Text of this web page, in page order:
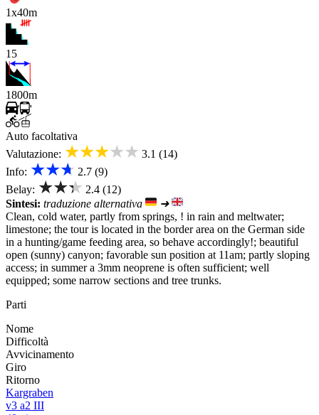
1x40m
15
1800m
Auto facoltativa
Valutazione: ★★★★★ 3.1 (14)
Info: ★★★ 2.7 (9)
Belay: ★★★ 2.4 (12)
Sintesi: traduzione alternativa
➜
Clean, cold water, partly from springs, ! in rain and meltwater;
limestone; the tour is located in the border area on the German side
in a hunting/game feeding area, so behave accordingly!; beautiful
open (sunny) canyon; favorable sun position at 11am; partly sloping
access; in summer a 3mm neoprene is often sufficient; well
equipped; some narrow sections and tree trunks.
Parti
Nome
Difficoltà
Avvicinamento
Giro
Ritorno
Kargraben
v3 a2 III